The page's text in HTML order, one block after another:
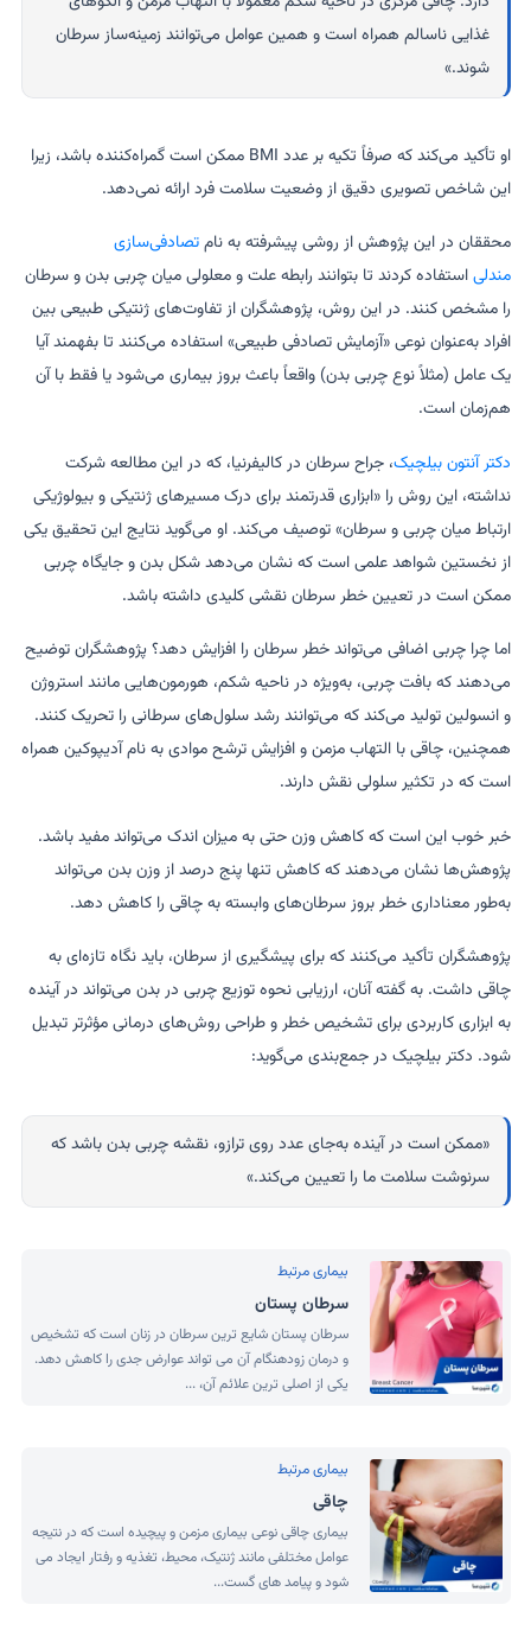
غذایی ناسالم همراه است و همین عوامل می‌توانند زمینه‌ساز سرطان
شوند.»
او تأکید می‌کند که صرفاً تکیه بر عدد BMI ممکن است گمراه‌کننده باشد، زیرا
این شاخص تصویری دقیق از وضعیت سلامت فرد ارائه نمی‌دهد.
محققان در این پژوهش از روشی پیشرفته به نامتصادفی‌سازی
مندلیاستفاده کردند تا بتوانند رابطه علت و معلولی میان چربی بدن و سرطان
را مشخص کنند. در این روش، پژوهشگران از تفاوت‌های ژنتیکی طبیعی بین
افراد به‌عنوان نوعی «آزمایش تصادفی طبیعی» استفاده می‌کنند تا بفهمند آیا
یک عامل (مثلاً نوع چربی بدن) واقعاً باعث بروز بیماری می‌شود یا فقط با آن
هم‌زمان است.
دکتر آنتون بیلچیک، جراح سرطان در کالیفرنیا، که در این مطالعه شرکت
نداشته، این روش را «ابزاری قدرتمند برای درک مسیرهای ژنتیکی و بیولوژیکی
ارتباط میان چربی و سرطان» توصیف می‌کند. او می‌گوید نتایج این تحقیق یکی
از نخستین شواهد علمی است که نشان می‌دهد شکل بدن و جایگاه چربی
ممکن است در تعیین خطر سرطان نقشی کلیدی داشته باشد.
اما چرا چربی اضافی می‌تواند خطر سرطان را افزایش دهد؟ پژوهشگران توضیح
می‌دهند که بافت چربی، به‌ویژه در ناحیه شکم، هورمون‌هایی مانند استروژن
و انسولین تولید می‌کند که می‌توانند رشد سلول‌های سرطانی را تحریک کنند.
همچنین، چاقی با التهاب مزمن و افزایش ترشح موادی به نام آدیپوکین همراه
است که در تکثیر سلولی نقش دارند.
خبر خوب این است که کاهش وزن حتی به میزان اندک می‌تواند مفید باشد.
پژوهش‌ها نشان می‌دهند که کاهش تنها پنج درصد از وزن بدن می‌تواند
به‌طور معناداری خطر بروز سرطان‌های وابسته به چاقی را کاهش دهد.
پژوهشگران تأکید می‌کنند که برای پیشگیری از سرطان، باید نگاه تازه‌ای به
چاقی داشت. به گفته آنان، ارزیابی نحوه توزیع چربی در بدن می‌تواند در آینده
به ابزاری کاربردی برای تشخیص خطر و طراحی روش‌های درمانی مؤثرتر تبدیل
شود. دکتر بیلچیک در جمع‌بندی می‌گوید:
«ممکن است در آینده به‌جای عدد روی ترازو، نقشه چربی بدن باشد که
سرنوشت سلامت ما را تعیین می‌کند.»
بیماری مرتبط
سرطان پستان
سرطان پستان شایع ترین سرطان در زنان است که تشخیص
و درمان زودهنگام آن می تواند عوارض جدی را کاهش دهد.
یکی از اصلی ترین علائم آن، ...
بیماری مرتبط
چاقی
بیماری چاقی نوعی بیماری مزمن و پیچیده است که در نتیجه
عوامل مختلفی مانند ژنتیک، محیط، تغذیه و رفتار ایجاد می
شود و پیامد های گست...